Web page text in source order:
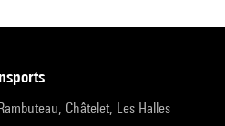
Châtelet, Les Halles